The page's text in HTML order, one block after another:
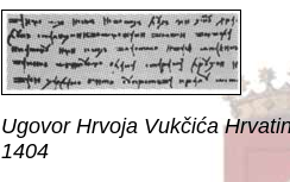
Ugovor Hrvoja Vukčića
1404